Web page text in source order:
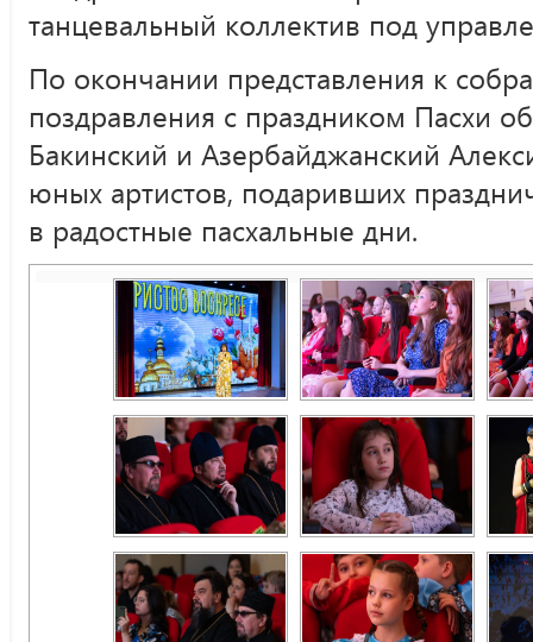
танцевальный коллектив под
По окончании представления к
поздравления с праздником Пасхи
Бакинский и Азербайджанский
юных артистов, подаривших
в радостные пасхальные дни.